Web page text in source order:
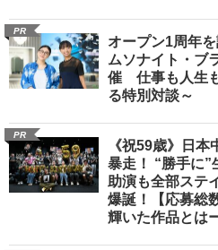
PR
オープン1周年
ムソナイト・ブ
催 仕事も人生
る特別対談～
PR
《祝59歳》日
暴走！ “勝手に”
助演も全部ステ
爆誕！【応募総
輝いた作品とは